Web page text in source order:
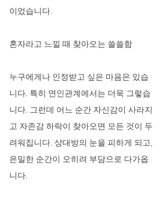
이었습니다.
혼자라고 느낄 때 찾아오는 쓸쓸함
누구에게나 인정받고 싶은 마음은 있습
니다. 특히 연인관계에서는 더욱 그렇습
니다. 그런데 어느 순간 자신감이 사라지
고 자존감 하락이 찾아오면 모든 것이 두
려워집니다. 상대방의 눈을 피하게 되고,
은밀한 순간이 오히려 부담으로 다가옵
니다.